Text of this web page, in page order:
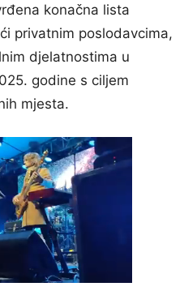
konačna lista
privatnim poslodavcima,
djelatnostima u
godine s ciljem
mjesta.